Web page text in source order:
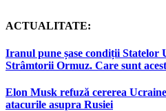
ACTUALITATE:
Iranul pune șase condiții Statelor
Strâmtorii Ormuz. Care sunt
Elon Musk refuză cererea
atacurile asupra Rusiei